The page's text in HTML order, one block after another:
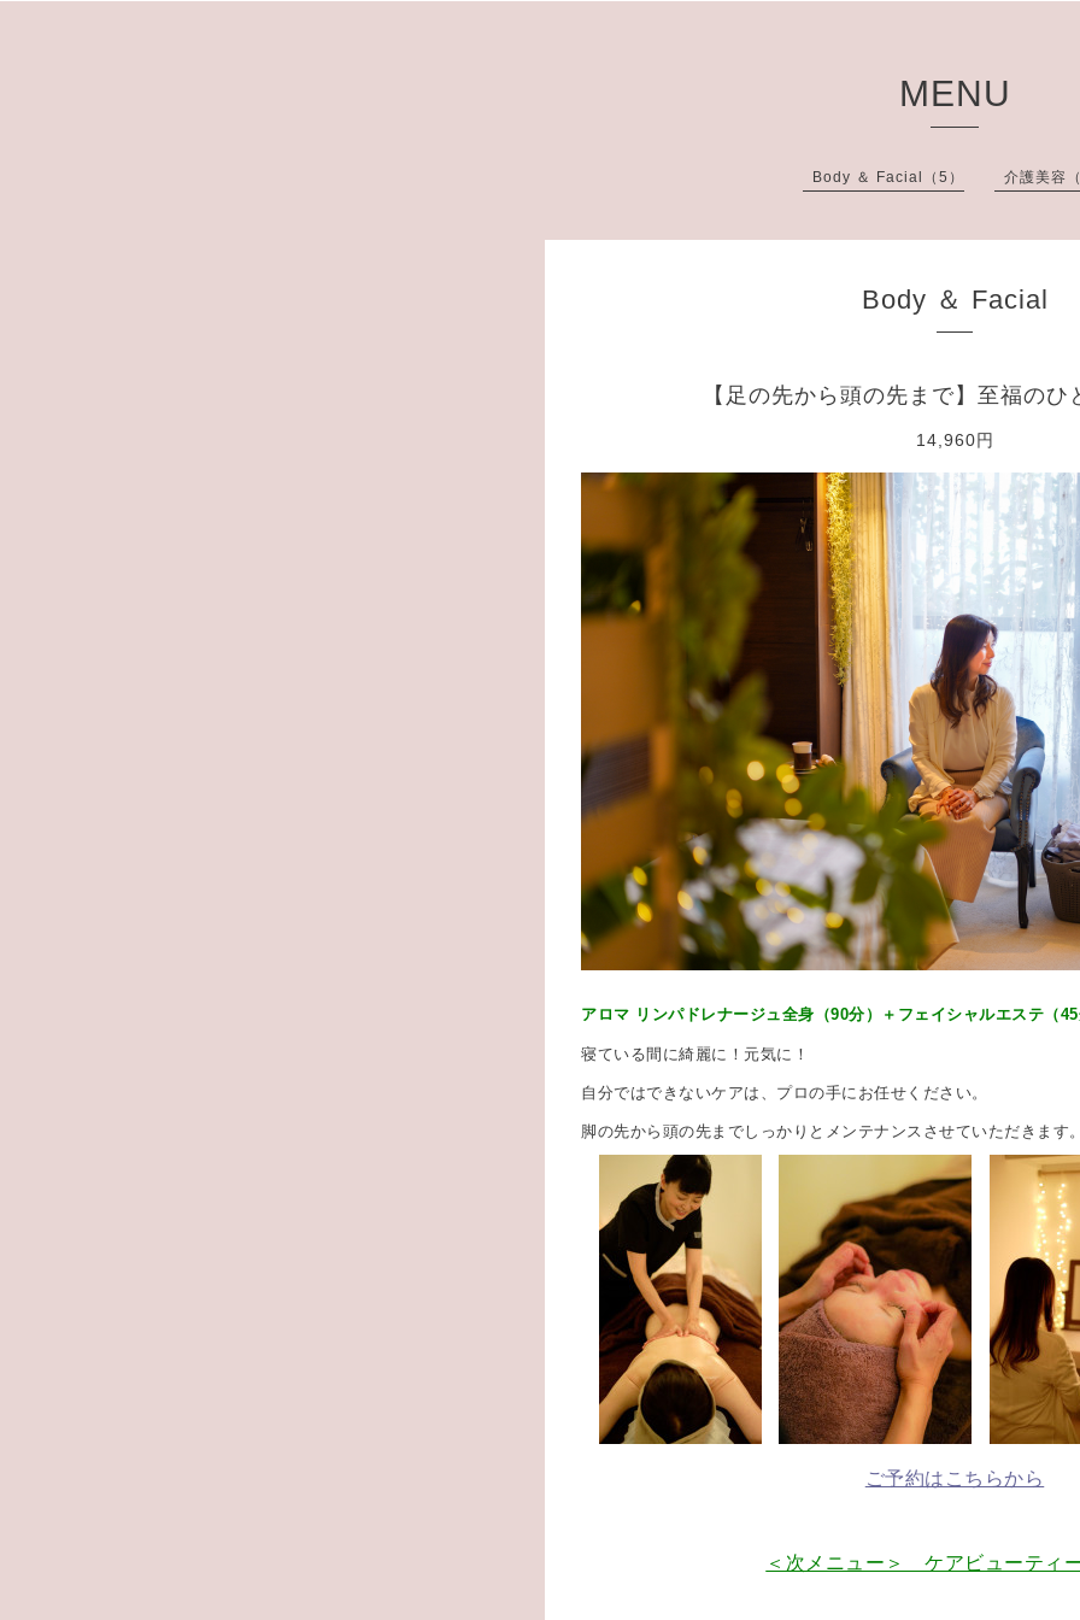
MENU
Body ＆ Facial（5） 介護美容
Body ＆ Facial
【足の先から頭の先まで】至福のひ
14,960円
アロマ リンパドレナージュ全身（90分）＋フェイシャルエステ（
寝ている間に綺麗に！元気に！
自分ではできないケアは、プロの手にお任せください。
脚の先から頭の先までしっかりとメンテナンスさせていただきます
ご予約はこちらから
＜次メニュー＞ ケアビューティ